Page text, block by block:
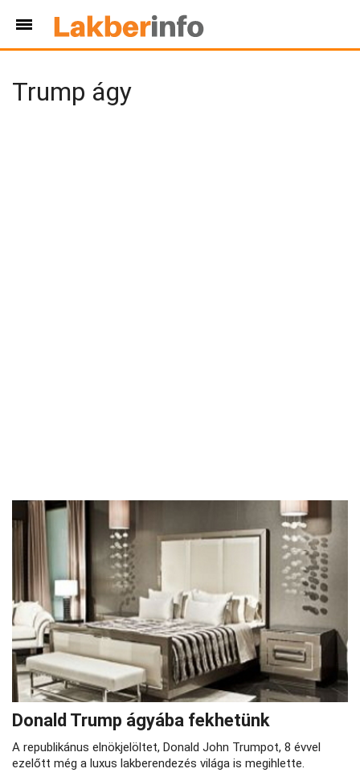
Trump ágy
Donald Trump ágyába fekhetünk
A republikánus elnökjelöltet, Donald John Trumpot, 8 évvel
ezelőtt még a luxus lakberendezés világa is megihlette.